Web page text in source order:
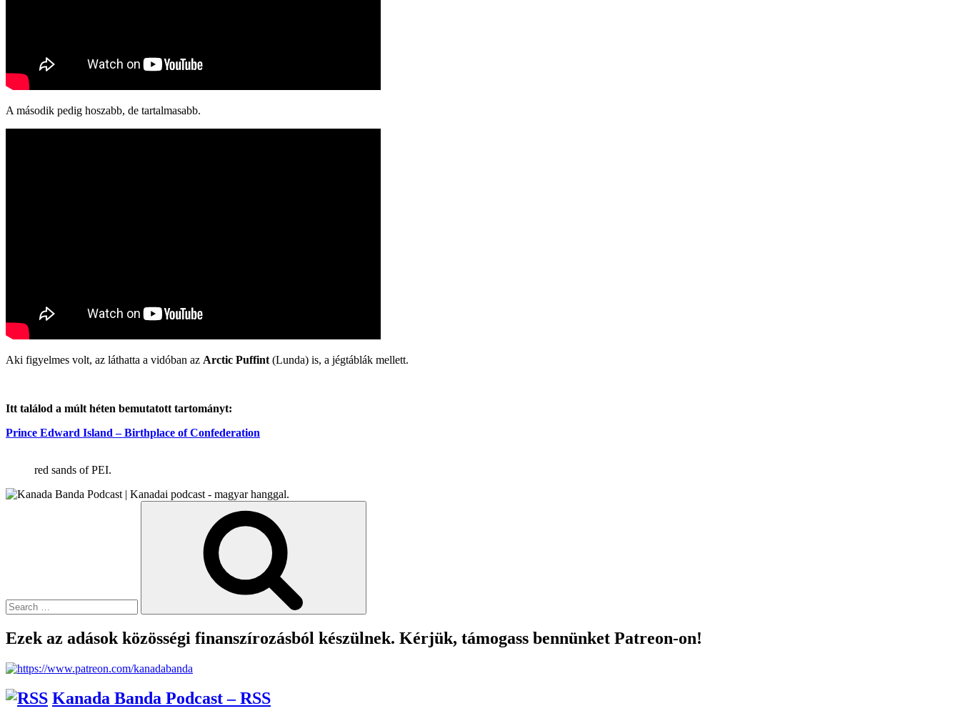
A második pedig hoszabb, de tartalmasabb.
Aki figyelmes volt, az láthatta a vidóban az Arctic Puffint (Lunda) is, a jégtáblák mellett.
Itt találod a múlt héten bemutatott tartományt:
Prince Edward Island – Birthplace of Confederation
red sands of PEI.
Ezek az adások közösségi finanszírozásból készülnek. Kérjük, támogass bennünket Patreon-on!
Kanada Banda Podcast – RSS